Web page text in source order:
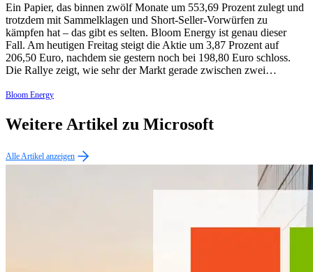
Ein Papier, das binnen zwölf Monate um 553,69 Prozent zulegt und
trotzdem mit Sammelklagen und Short-Seller-Vorwürfen zu
kämpfen hat – das gibt es selten. Bloom Energy ist genau dieser
Fall. Am heutigen Freitag steigt die Aktie um 3,87 Prozent auf
206,50 Euro, nachdem sie gestern noch bei 198,80 Euro schloss.
Die Rallye zeigt, wie sehr der Markt gerade zwischen zwei…
Bloom Energy
Weitere Artikel zu Microsoft
Alle Artikel anzeigen